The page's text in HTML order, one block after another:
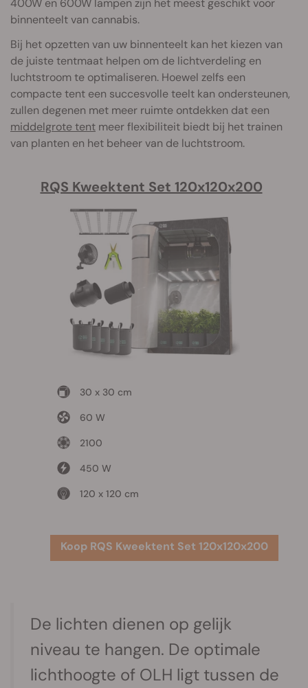
binnenteelt van cannabis.
Bij het opzetten van uw binnenteelt kan het kiezen van
de juiste tentmaat helpen om de lichtverdeling en
luchtstroom te optimaliseren. Hoewel zelfs een
compacte tent een succesvolle teelt kan ondersteunen,
zullen degenen met meer ruimte ontdekken dat een
middelgrote tent meer flexibiliteit biedt bij het trainen
van planten en het beheer van de luchtstroom.
RQS Kweektent Set 120x120x200
30 x 30 cm
60 W
2100
450 W
120 x 120 cm
Koop RQS Kweektent Set 120x120x200
De lichten dienen op gelijk
niveau te hangen. De optimale
lichthoogte of OLH ligt tussen de